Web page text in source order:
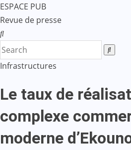
ESPACE PUB
Revue de presse
Infrastructures
Le taux de
complexe
moderne